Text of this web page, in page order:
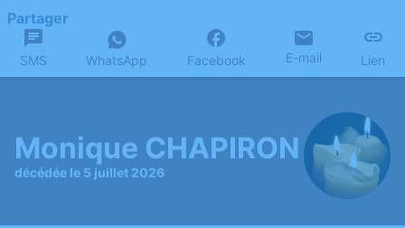
Partager
SMS WhatsApp Facebook E-mail Lien
Monique CHAPIRON
décédée le 5 juillet 2026